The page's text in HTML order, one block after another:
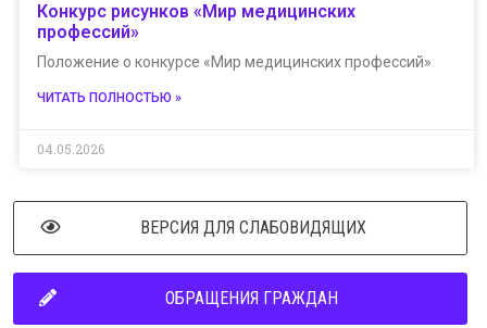
Конкурс рисунков «Мир медицинских
профессий»
Положение о конкурсе «Мир медицинских профессий»
ЧИТАТЬ ПОЛНОСТЬЮ »
04.05.2026
ВЕРСИЯ ДЛЯ СЛАБОВИДЯЩИХ
ОБРАЩЕНИЯ ГРАЖДАН